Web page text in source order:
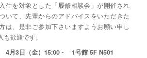
生を対象とした「履修相談会」が開催され
いて、先輩からのアドバイスをいただきた
は、是非ご参加下さいますようお願い申し
歓迎です。
4月3日（金）15:00 - 1号館 5F N501